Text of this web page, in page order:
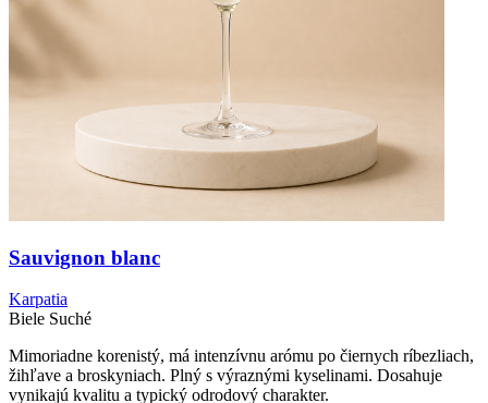
Sauvignon blanc
Karpatia
Biele Suché
Mimoriadne korenistý, má intenzívnu arómu po čiernych ríbezliach,
žihľave a broskyniach. Plný s výraznými kyselinami. Dosahuje
vynikajú kvalitu a typický odrodový charakter.